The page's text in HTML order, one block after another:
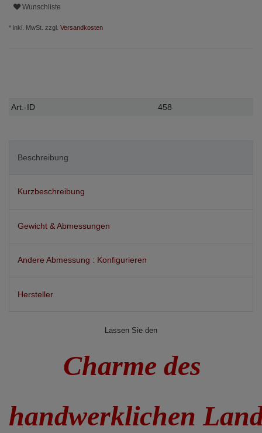
Wunschliste
* inkl. MwSt. zzgl. Versandkosten
Technisches
Wert
Art.-ID 458
Beschreibung
Kurzbeschreibung
Gewicht & Abmessungen
Andere Abmessung : Konfigurieren
Hersteller
Lassen Sie den
Charme des
handwerklichen